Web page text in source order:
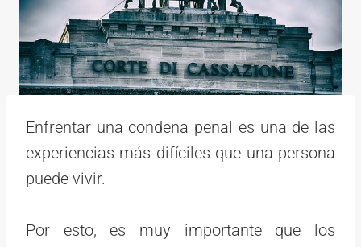
Enfrentar una condena penal es una de las
experiencias más difíciles que una persona
puede vivir.
Por esto, es muy importante que los